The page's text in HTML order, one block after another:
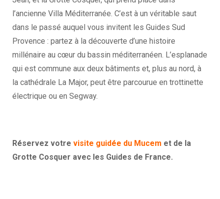
l’ancienne Villa Méditerranée. C’est à un véritable saut
dans le passé auquel vous invitent les Guides Sud
Provence : partez à la découverte d’une histoire
millénaire au cœur du bassin méditerranéen. L’esplanade
qui est commune aux deux bâtiments et, plus au nord, à
la cathédrale La Major, peut être parcourue en trottinette
électrique ou en Segway.
Réservez votre visite guidée du Mucem et de la
Grotte Cosquer avec les Guides de France.